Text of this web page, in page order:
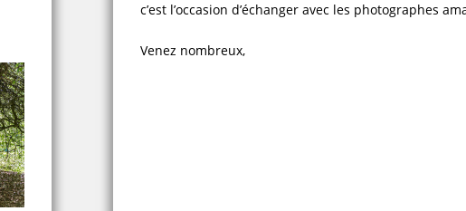
c’est l’occasion d’échanger avec les photographes
Venez nombreux,